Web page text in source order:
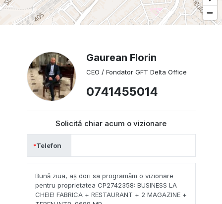
Pret:
13.900.000 € ( doar fabrica)
comerciala cu fabrica mentionata + Restaurant modern + 2
magazine + teren intravilan ( zona mixta) - 9688 mp cu o
cladire pe el de 500 mp.
Pentru vizionare și informații suplimentare, nu ezitați să ne
contactați!
Gaurean Florin
CEO / Fondator GFT Delta Office
0741455014
Solicită chiar acum o vizionare
Telefon